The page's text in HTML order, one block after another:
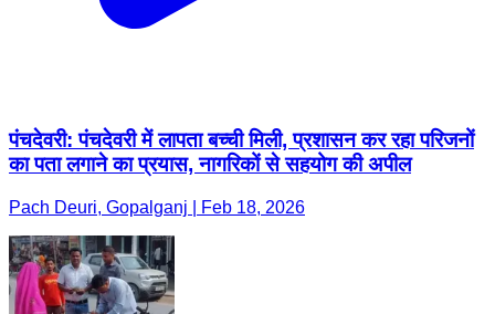
पंचदेवरी: पंचदेवरी में लापता बच्ची मिली, प्रशासन कर रहा परिजनों
का पता लगाने का प्रयास, नागरिकों से सहयोग की अपील
Pach Deuri, Gopalganj | Feb 18, 2026